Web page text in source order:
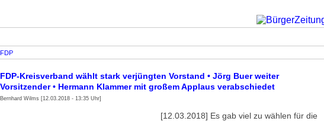
FDP
FDP-Kreisverband wählt stark verjüngten Vorstand • Jörg Buer weiter
Vorsitzender • Hermann Klammer mit großem Applaus verabschiedet
Bernhard Wilms [12.03.2018 - 13:35 Uhr]
[12.03.2018] Es gab viel zu wählen für die